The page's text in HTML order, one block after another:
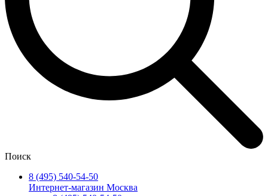
Поиск
8 (495) 540-54-50
Интернет-магазин Москва